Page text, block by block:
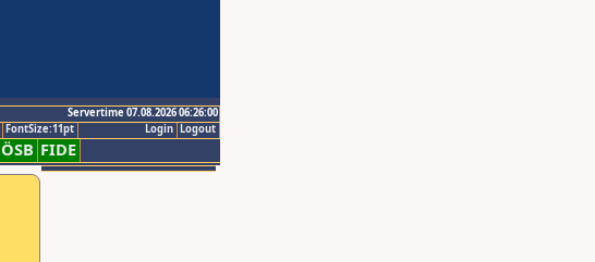
Servertime 07.08.2026 06:26:00
Logout
Login
FontSize:11pt
ÖSB FIDE